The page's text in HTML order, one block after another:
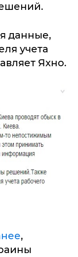
данные,
учета
Яхно.
,